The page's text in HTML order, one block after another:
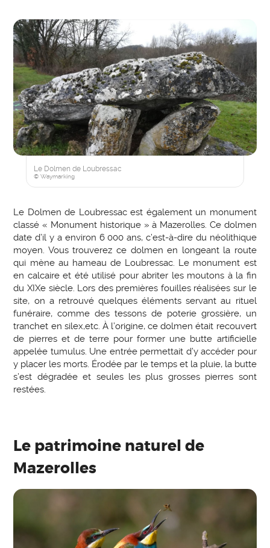
Le Dolmen de Loubressac
© Waymarking
Le Dolmen de Loubressac est également un monument
classé « Monument historique » à Mazerolles. Ce dolmen
date d’il y a environ 6 000 ans, c’est-à-dire du néolithique
moyen. Vous trouverez ce dolmen en longeant la route
qui mène au hameau de Loubressac. Le monument est
en calcaire et été utilisé pour abriter les moutons à la fin
du XIXe siècle. Lors des premières fouilles réalisées sur le
site, on a retrouvé quelques éléments servant au rituel
funéraire, comme des tessons de poterie grossière, un
tranchet en silex,etc. À l’origine, ce dolmen était recouvert
de pierres et de terre pour former une butte artificielle
appelée tumulus. Une entrée permettait d’y accéder pour
y placer les morts. Érodée par le temps et la pluie, la butte
s’est dégradée et seules les plus grosses pierres sont
restées.
Le patrimoine naturel de
Mazerolles